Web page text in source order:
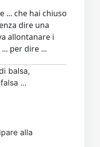
... che hai chiuso
dire una
allontanare i
per dire ...
balsa,
...
alla